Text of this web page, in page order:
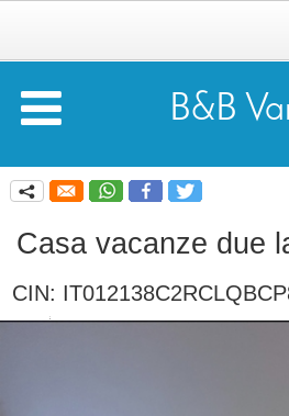
 B&B
q
Casa vacanze due
CIN: